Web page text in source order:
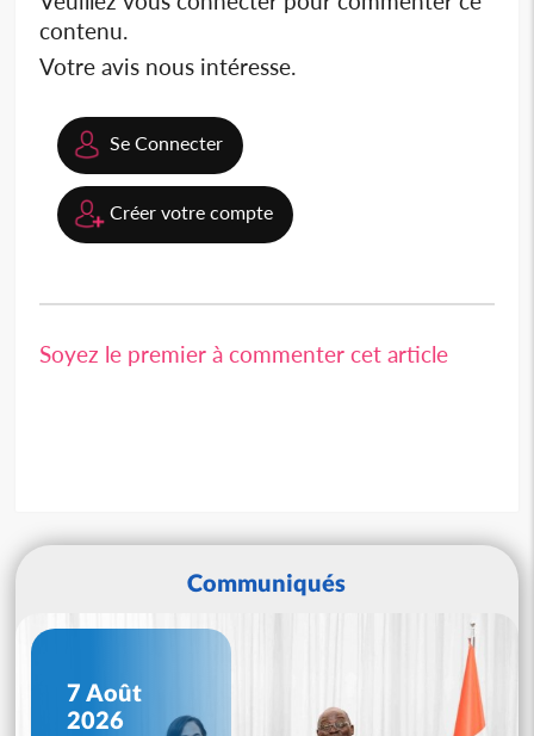
contenu.
Votre avis nous intéresse.
Se Connecter
Créer votre compte
Soyez le premier à commenter cet article
Communiqués
7 Août
2026